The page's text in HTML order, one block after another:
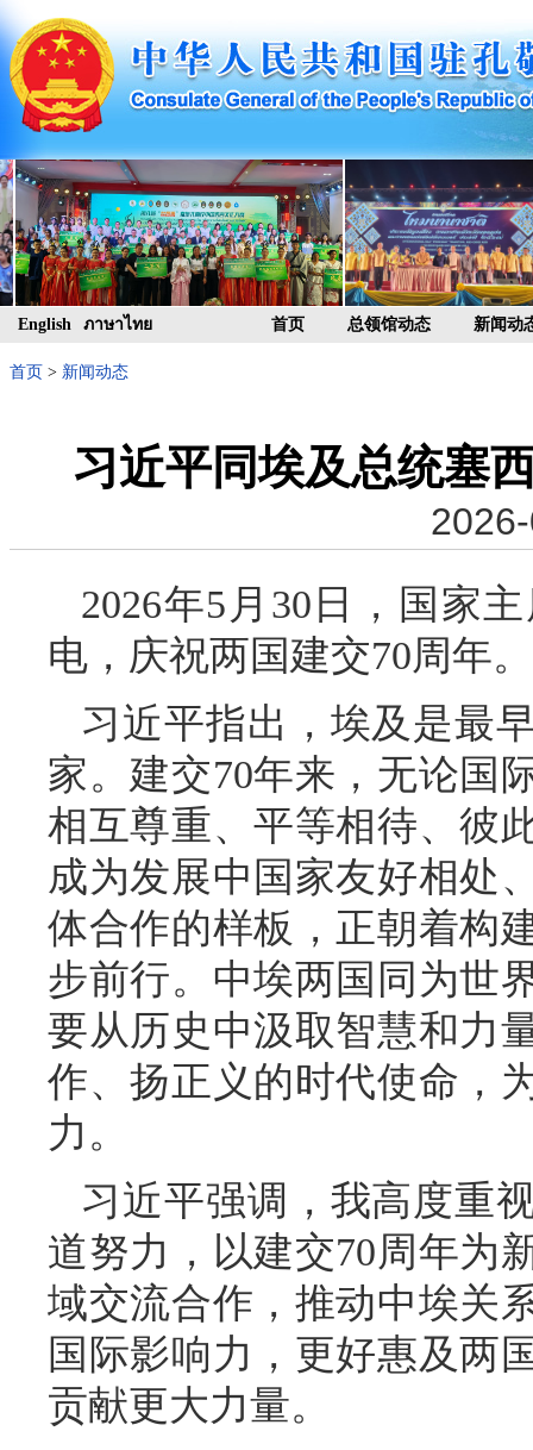
English ภาษาไทย 首页 总领馆动态 新闻动
首页 > 新闻动态
习近平同埃及总统塞
2026年5月30日，国家
电，庆祝两国建交70周年。
习近平指出，埃及是最
家。建交70年来，无论国
相互尊重、平等相待、彼
成为发展中国家友好相处
体合作的样板，正朝着构
步前行。中埃两国同为世
要从历史中汲取智慧和力
作、扬正义的时代使命，
力。
习近平强调，我高度重
道努力，以建交70周年为
域交流合作，推动中埃关
国际影响力，更好惠及两
贡献更大力量。